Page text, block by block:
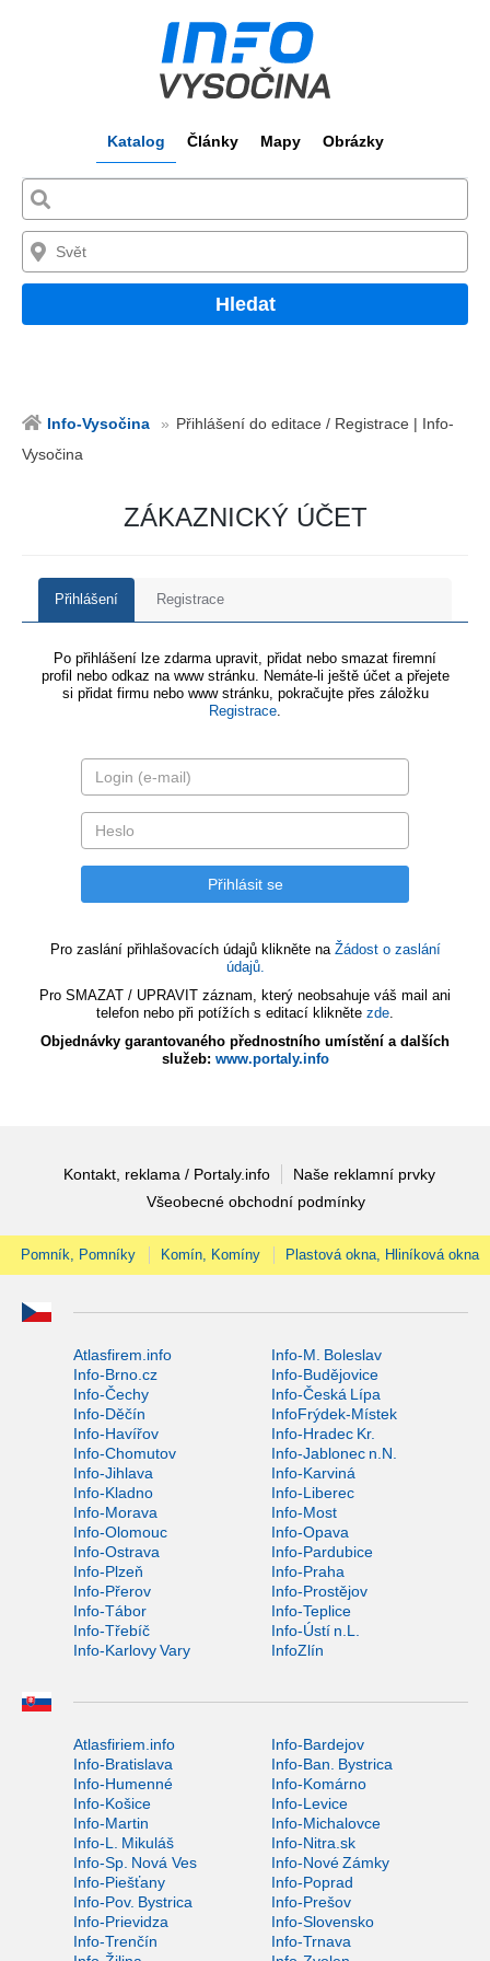
Katalog Články Mapy Obrázky
Hledat
Info-Vysočina
Přihlášení do editace / Registrace | Info-
Vysočina
ZÁKAZNICKÝ ÚČET
Přihlášení Registrace
Po přihlášení lze zdarma upravit, přidat nebo smazat firemní
profil nebo odkaz na www stránku. Nemáte-li ještě účet a přejete
si přidat firmu nebo www stránku, pokračujte přes záložku
Registrace.
Pro zaslání přihlašovacích údajů klikněte na Žádost o zaslání
údajů.
Pro SMAZAT / UPRAVIT záznam, který neobsahuje váš mail ani
telefon nebo při potížích s editací klikněte zde.
Objednávky garantovaného přednostního umístění a dalších
služeb: www.portaly.info
Kontakt, reklama / Portaly.info
Naše reklamní prvky
Všeobecné obchodní podmínky
Pomník, Pomníky Komín, Komíny Plastová okna, Hliníková okna
Atlasfirem.info
Info-M. Boleslav
Info-Brno.cz
Info-Budějovice
Info-Čechy
Info-Česká Lípa
Info-Děčín
InfoFrýdek-Místek
Info-Havířov
Info-Hradec Kr.
Info-Chomutov
Info-Jablonec n.N.
Info-Jihlava
Info-Karviná
Info-Kladno
Info-Liberec
Info-Morava
Info-Most
Info-Olomouc
Info-Opava
Info-Ostrava
Info-Pardubice
Info-Plzeň
Info-Praha
Info-Přerov
Info-Prostějov
Info-Tábor
Info-Teplice
Info-Třebíč
Info-Ústí n.L.
Info-Karlovy Vary
InfoZlín
Atlasfiriem.info
Info-Bardejov
Info-Bratislava
Info-Ban. Bystrica
Info-Humenné
Info-Komárno
Info-Košice
Info-Levice
Info-Martin
Info-Michalovce
Info-L. Mikuláš
Info-Nitra.sk
Info-Sp. Nová Ves
Info-Nové Zámky
Info-Piešťany
Info-Poprad
Info-Pov. Bystrica
Info-Prešov
Info-Prievidza
Info-Slovensko
Info-Trenčín
Info-Trnava